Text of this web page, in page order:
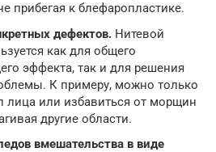
прибегая к блефаропластике.
дефектов. Нитевой
как для общего
эффекта, так и для решения
К примеру, можно только
лица или избавиться от морщин
другие области.
вмешательства в виде